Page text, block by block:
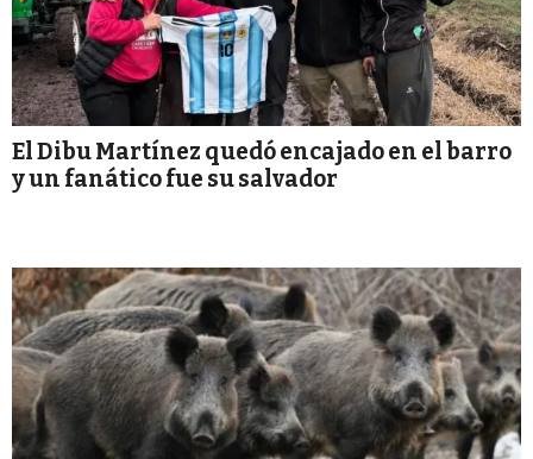
El Dibu Martínez quedó encajado en el barro
y un fanático fue su salvador